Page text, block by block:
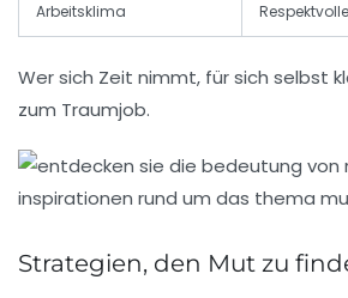
Arbeitsklima
Wer sich Zeit nimmt, für sich selbst
zum Traumjob.
Strategien, den Mut zu